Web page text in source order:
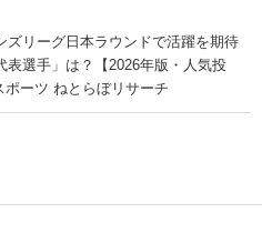
ズリーグ日本ラウンドで活躍を期待
表選手」は？【2026年版・人気投
ーツ ねとらぼリサーチ